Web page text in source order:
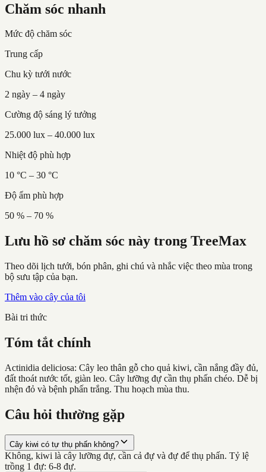
Chăm sóc nhanh
Mức độ chăm sóc
Trung cấp
Chu kỳ tưới nước
2 ngày – 4 ngày
Cường độ sáng lý tưởng
25.000 lux – 40.000 lux
Nhiệt độ phù hợp
10 °C – 30 °C
Độ ẩm phù hợp
50 % – 70 %
Lưu hồ sơ chăm sóc này trong TreeMax
Theo dõi lịch tưới, bón phân, ghi chú và nhắc việc theo mùa trong
bộ sưu tập của bạn.
Thêm vào cây của tôi
Bài tri thức
Tóm tắt chính
Actinidia deliciosa: Cây leo thân gỗ cho quả kiwi, cần nắng đầy đủ,
đất thoát nước tốt, giàn leo. Cây lưỡng đự cần thụ phấn chéo. Dễ bị
nhện đỏ và bệnh phấn trắng. Thu hoạch mùa thu.
Câu hỏi thường gặp
Cây kiwi có tự thụ phấn không?
Không, kiwi là cây lưỡng đự, cần cả đự và đự để thụ phấn. Tỷ lệ
trồng 1 đự: 6-8 đự.